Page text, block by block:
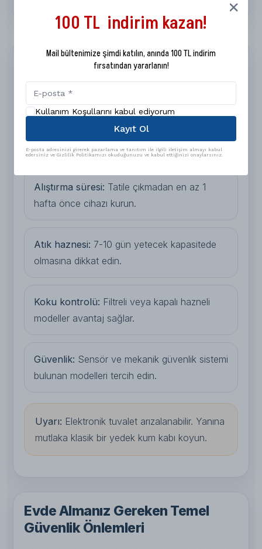
3. Elektronik / Kendi Kendini
Temizleyen Kum Tuvaletleri
Kediler kirli kum kabını kullanmak istemeyebilir.
Otomatik kum tuvaletleri, kediniz tuvaleti
kullandıktan sonra sensör yardımıyla kirli kumu
ayırır ve atık haznesine gönderir.
Alıştırma süresi: Tatile çıkmadan en az 1
hafta önce cihazı kurun.
Atık haznesi: 7-10 gün yetecek kapasitede
olmasına dikkat edin.
Koku kontrolü: Filtreli veya kapalı hazneli
modeller avantaj sağlar.
Güvenlik: Sensör ve mekanik güvenlik sistemi
bulunan modelleri tercih edin.
Uyarı: Elektronik tuvalet arızalanabilir. Yanına
mutlaka klasik bir yedek kum kabı koyun.
Evde Almanız Gereken Temel
Güvenlik Önlemleri
100 TL indirim kazan!
Mail bültenimize şimdi katılın, anında 100 TL indirim
fırsatından yararlanın!
Kullanım Koşullarını kabul ediyorum
Kayıt Ol
E-posta adresinizi girerek pazarlama ve tanıtım ile ilgili iletişim almayı kabul
edersiniz ve Gizlilik Politikamızı okuduğunuzu ve kabul ettiğinizi onaylarsınız.